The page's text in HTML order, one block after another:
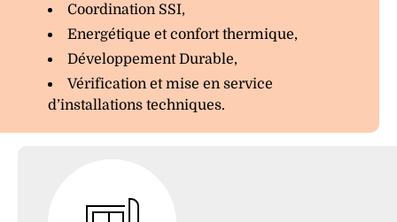
Coordination SSI,
Energétique et confort thermique,
Développement Durable,
Vérification et mise en service
d’installations techniques.